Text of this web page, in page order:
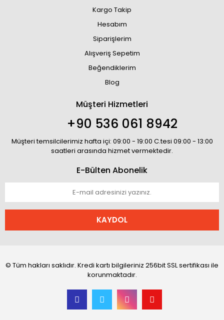
Kargo Takip
Hesabım
Siparişlerim
Alışveriş Sepetim
Beğendiklerim
Blog
Müşteri Hizmetleri
+90 536 061 8942
Müşteri temsilcilerimiz hafta içi: 09:00 - 19:00 C.tesi 09:00 - 13:00
saatleri arasında hizmet vermektedir.
E-Bülten Abonelik
KAYDOL
© Tüm hakları saklıdır. Kredi kartı bilgileriniz 256bit SSL sertifikası ile
korunmaktadır.